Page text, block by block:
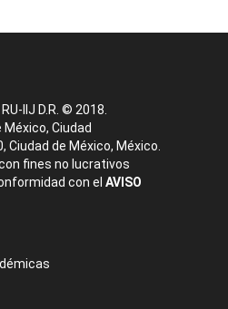
IIJ D.R. © 2018.
Ciudad
Ciudad de México, México.
fines no lucrativos
con el AVISO